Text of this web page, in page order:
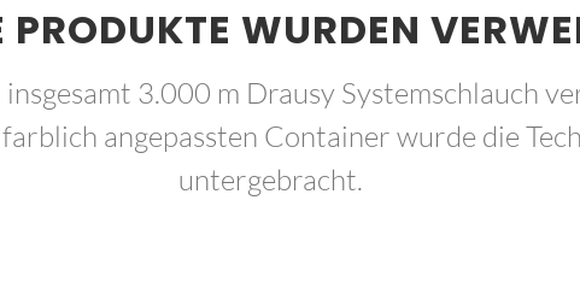
PRODUKTE WURDEN
insgesamt 3.000 m Drausy Systemschlauch
angepassten Container wurde die
untergebracht.